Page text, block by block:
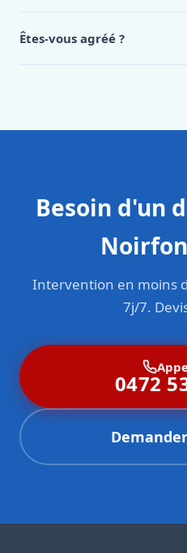
Êtes-vous agréé ?
Besoin d'un
Intervention en moins
7j/7.
0472